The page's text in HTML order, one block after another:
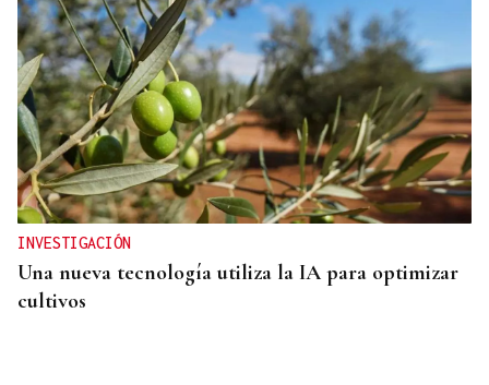
INVESTIGACIÓN
Una nueva tecnología utiliza la IA para optimizar
cultivos